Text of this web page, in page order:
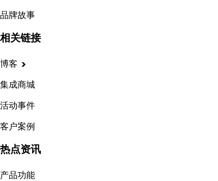
品牌故事
相关链接
博客
集成商城
活动事件
客户案例
热点资讯
产品功能